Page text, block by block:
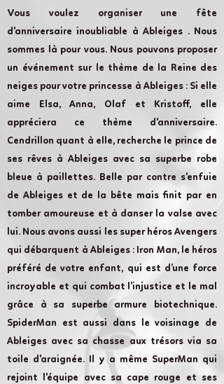
Vous voulez organiser une fête
d'anniversaire inoubliable à Ableiges . Nous
sommes là pour vous. Nous pouvons proposer
un événement sur le thème de la Reine des
neiges pour votre princesse à Ableiges : Si elle
aime Elsa, Anna, Olaf et Kristoff, elle
appréciera ce thème d'anniversaire.
Cendrillon quant à elle, recherche le prince de
ses rêves à Ableiges avec sa superbe robe
bleue à paillettes. Belle par contre s'enfuie
de Ableiges et de la bête mais finit par en
tomber amoureuse et à danser la valse avec
lui. Nous avons aussi les super héros Avengers
qui débarquent à Ableiges : Iron Man, le héros
préféré de votre enfant, qui est d’une force
incroyable et qui combat l’injustice et le mal
grâce à sa superbe armure biotechnique.
SpiderMan est aussi dans le voisinage de
Ableiges avec sa chasse aux trésors via sa
toile d'araignée. Il y a même SuperMan qui
rejoint l'équipe avec sa cape rouge et ses